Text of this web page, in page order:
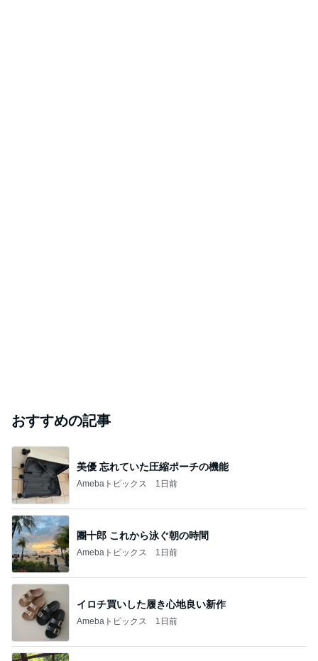
おすすめの記事
美優 忘れていた圧縮ポーチの機能
Amebaトピックス 1日前
團十郎 これから泳ぐ朝の時間
Amebaトピックス 1日前
イロチ買いした履き心地良い新作
Amebaトピックス 1日前